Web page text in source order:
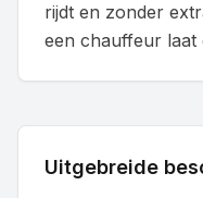
rijdt en zonder
een chauffeur laat
Uitgebreide